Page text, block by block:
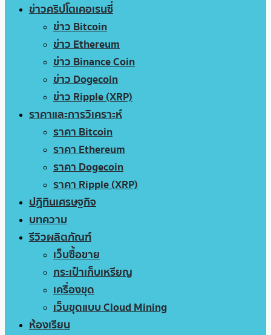
ข่าวคริปโตเคอเรนซี่
ข่าว Bitcoin
ข่าว Ethereum
ข่าว Binance Coin
ข่าว Dogecoin
ข่าว Ripple (XRP)
ราคาและการวิเคราะห์
ราคา Bitcoin
ราคา Ethereum
ราคา Dogecoin
ราคา Ripple (XRP)
ปฏิทินเศรษฐกิจ
บทความ
รีวิวผลิตภัณฑ์
เว็บซื้อขาย
กระเป๋าเก็บเหรียญ
เครื่องขุด
เว็บขุดแบบ Cloud Mining
ห้องเรียน